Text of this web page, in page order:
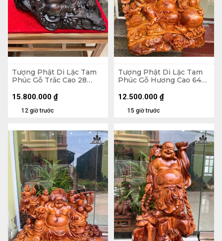
Tượng Phật Di Lặc Tam
Phúc Gỗ Trắc Cao 28
12 giờ trước
15.800.000 ₫
Tượng Phật Di Lặc Tam
Phúc Gỗ Hương Cao 64
15 giờ trước
12.500.000 ₫